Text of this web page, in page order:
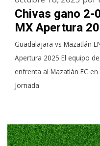
Chivas gano 2-
MX Apertura
Guadalajara vs Mazatlán
Apertura 2025 El equipo
enfrenta al Mazatlán FC
Jornada